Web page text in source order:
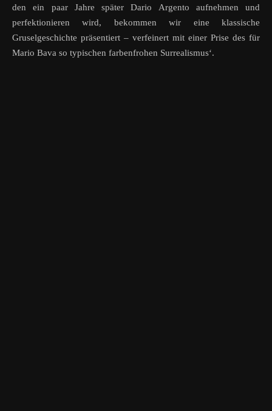
den ein paar Jahre später Dario Argento aufnehmen und
perfektionieren wird, bekommen wir eine klassische
Gruselgeschichte präsentiert – verfeinert mit einer Prise des für
Mario Bava so typischen farbenfrohen Surrealismus‘.